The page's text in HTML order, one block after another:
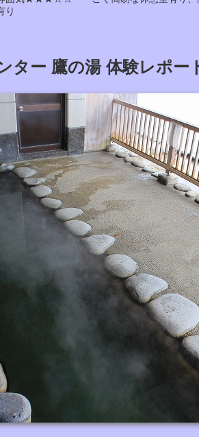
り
ター 鷹の湯 体験レポー